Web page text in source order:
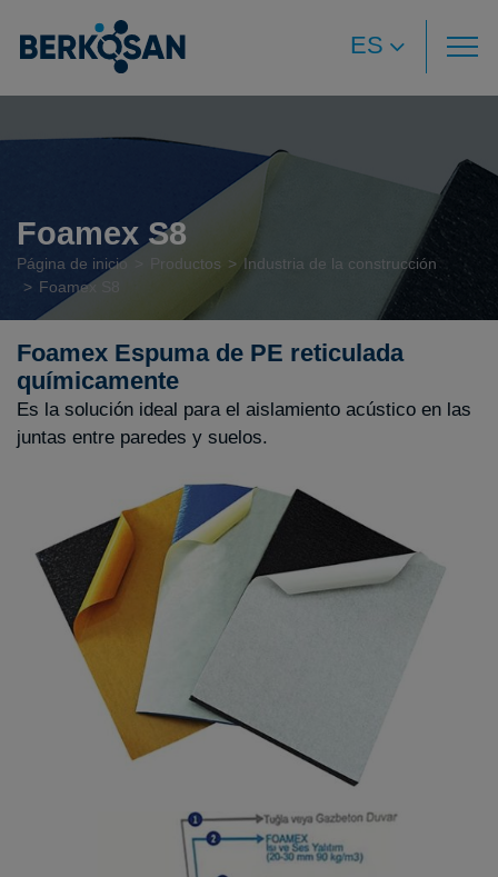
ES
Foamex S8
Página de inicio Productos
Industria de la construcción
Foamex S8
Foamex Espuma de PE reticulada
químicamente
Es la solución ideal para el aislamiento acústico en las
juntas entre paredes y suelos.